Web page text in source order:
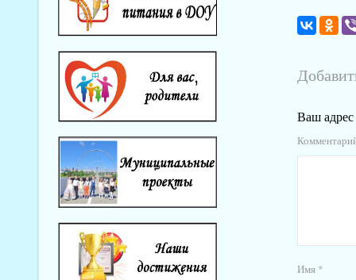
Ваш адрес
Имя *